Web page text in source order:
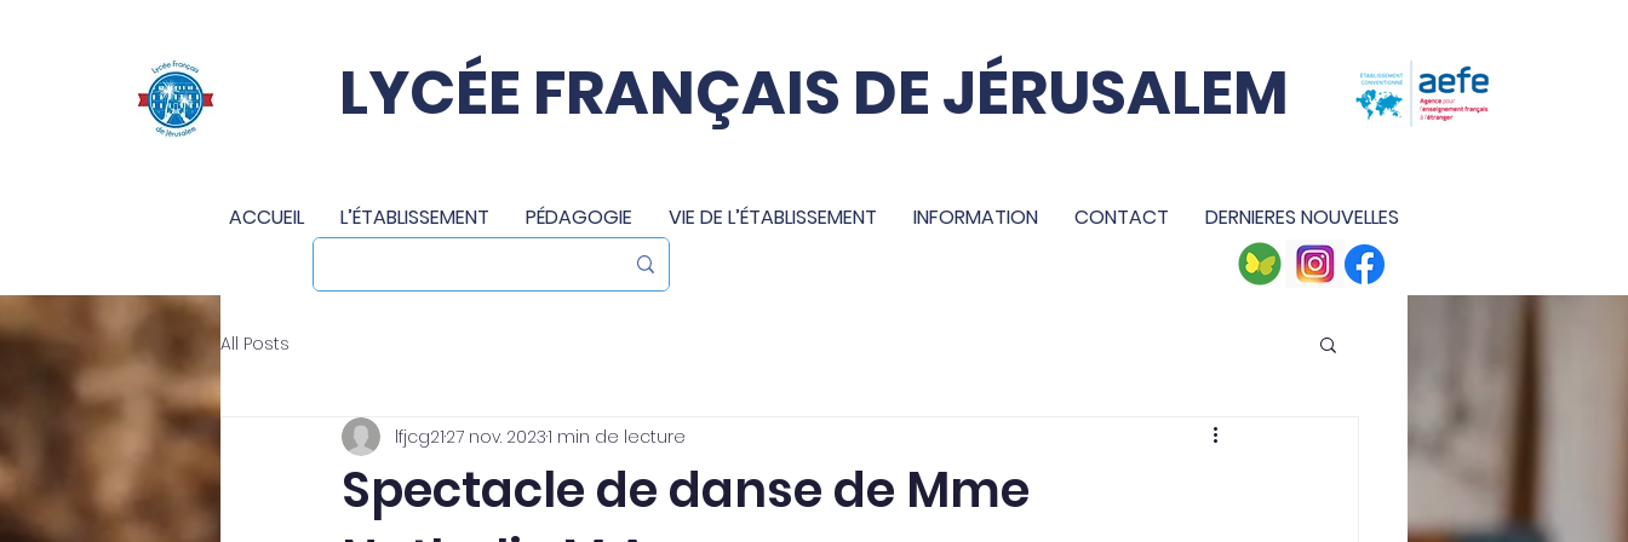
LYCÉE FRANÇAIS DE JÉRUSALEM
ACCUEIL L’ÉTABLISSEMENT PÉDAGOGIE VIE DE L’ÉTABLISSEMENT INFORMATION CONTACT DERNIERES NOUVELLES
All Posts
Spectacle de danse de Mme
lfjcg2127 nov. 20231 min de lecture